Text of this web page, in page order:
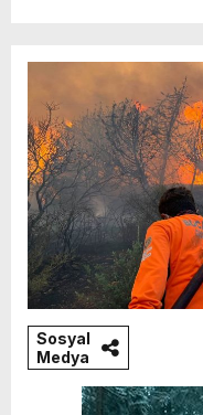
Sosyal
Medya